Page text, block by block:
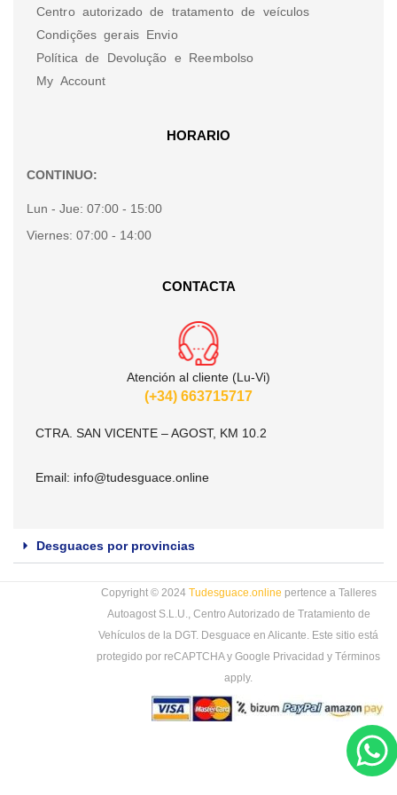
Centro autorizado de tratamento de veículos
Condições gerais Envio
Política de Devolução e Reembolso
My Account
HORARIO
CONTINUO:
Lun - Jue: 07:00 - 15:00
Viernes: 07:00 - 14:00
CONTACTA
Atención al cliente (Lu-Vi)
(+34) 663715717
CTRA. SAN VICENTE – AGOST, KM 10.2
Email: info@tudesguace.online
Desguaces por provincias
Copyright © 2024 Tudesguace.online pertence a Talleres
Autoagost S.L.U., Centro Autorizado de Tratamiento de
Vehículos de la DGT. Desguace en Alicante. Este sitio está
protegido por reCAPTCHA y Google Privacidad y Términos
apply.